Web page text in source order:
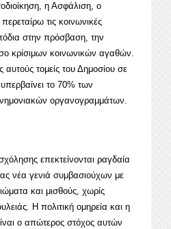
η Ασφάλιση, ο
τις κοινωνικές
στην πρόσβαση, την
κρίσιμων κοινωνικών αγαθών.
αυτούς τομείς του Δημοσίου σε
το 70% των
οργανογραμμάτων.
επεκτείνονται ραγδαία
νέα γενιά συμβασιούχων με
και μισθούς, χωρίς
Η πολιτική ομηρεία και η
ο απώτερος στόχος αυτών